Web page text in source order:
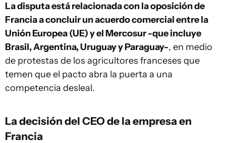
La disputa está relacionada con la oposición de
Francia a concluir un acuerdo comercial entre la
Unión Europea (UE) y el Mercosur -que incluye
Brasil, Argentina, Uruguay y Paraguay-, en medio
de protestas de los agricultores franceses que
temen que el pacto abra la puerta a una
competencia desleal.
La decisión del CEO de la empresa en
Francia